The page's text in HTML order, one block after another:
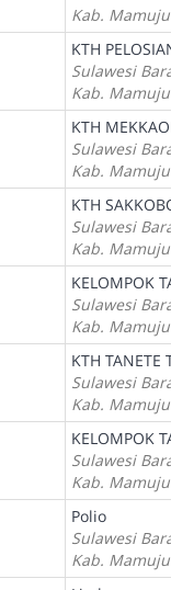
Kab. Mamuju
KTH
Sulawesi
Kab. Mamuju
KTH
Sulawesi
Kab. Mamuju
KTH
Sulawesi
Kab. Mamuju
KELOMPOK
Sulawesi
Kab. Mamuju
KTH TANETE
Sulawesi
Kab. Mamuju
KELOMPOK
Sulawesi
Kab. Mamuju
Polio
Sulawesi
Kab. Mamuju